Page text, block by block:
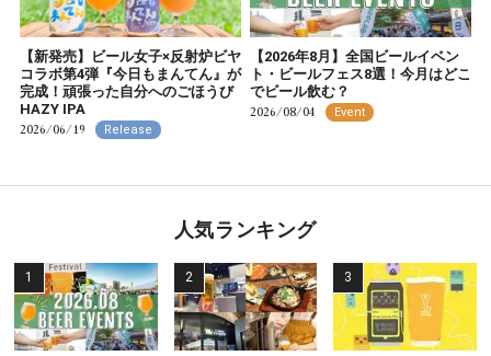
【新発売】ビール女子×反射炉ビヤ
コラボ第4弾『今日もまんてん』が
完成！頑張った自分へのごほうび
HAZY IPA
2026/06/19 Release
【2026年8月】全国ビールイベン
ト・ビールフェス8選！今月はどこ
でビール飲む？
2026/08/04 Event
人気ランキング